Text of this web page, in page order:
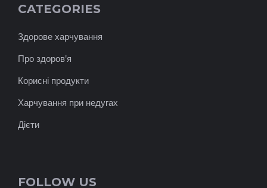
CATEGORIES
Здорове харчування
Про здоров'я
Корисні продукти
Харчування при недугах
Дієти
FOLLOW US